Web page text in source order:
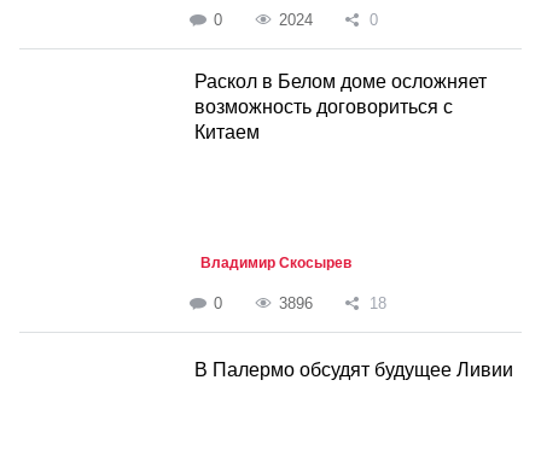
0 2024 0
Раскол в Белом доме осложняет
возможность договориться с
Китаем
Владимир Скосырев
0 3896 18
В Палермо обсудят будущее Ливии